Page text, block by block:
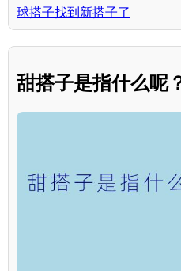
球搭子找到新搭子了
甜搭子是指什么呢